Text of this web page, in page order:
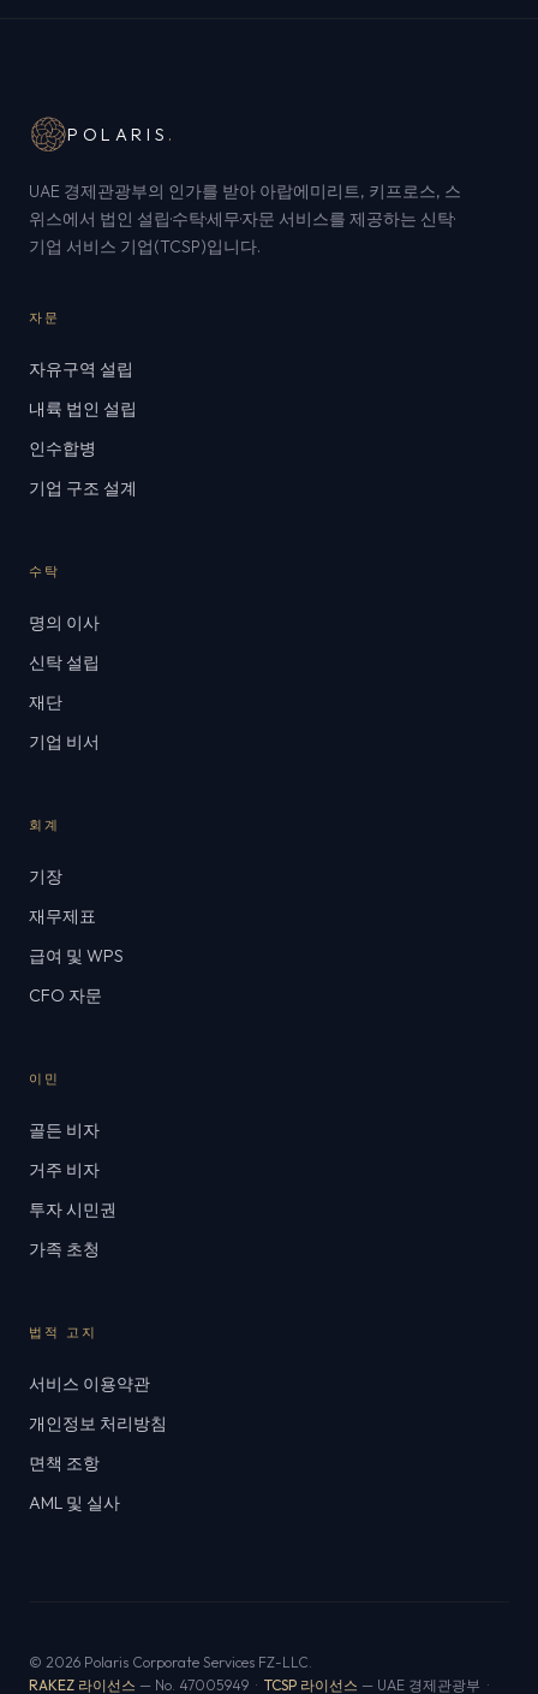
POLARIS .
UAE 경제관광부의 인가를 받아 아랍에미리트, 키프로스, 스
위스에서 법인 설립·수탁·세무·자문 서비스를 제공하는 신탁·
기업 서비스 기업(TCSP)입니다.
자문
자유구역 설립
내륙 법인 설립
인수합병
기업 구조 설계
수탁
명의 이사
신탁 설립
재단
기업 비서
회계
기장
재무제표
급여 및 WPS
CFO 자문
이민
골든 비자
거주 비자
투자 시민권
가족 초청
법적 고지
서비스 이용약관
개인정보 처리방침
면책 조항
AML 및 실사
© 2026 Polaris Corporate Services FZ-LLC.
RAKEZ 라이선스 — No. 47005949 · TCSP 라이선스 — UAE 경제관광부 ·